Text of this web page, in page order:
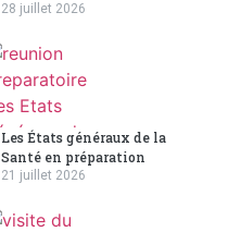
28 juillet 2026
Les États généraux de la
Santé en préparation
21 juillet 2026